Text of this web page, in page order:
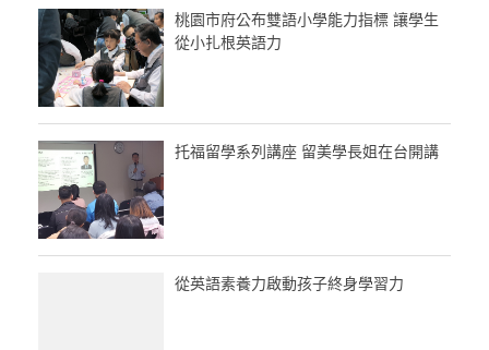
桃園市府公布雙語小學能力指標 讓學生
從小扎根英語力
托福留學系列講座 留美學長姐在台開講
從英語素養力啟動孩子終身學習力